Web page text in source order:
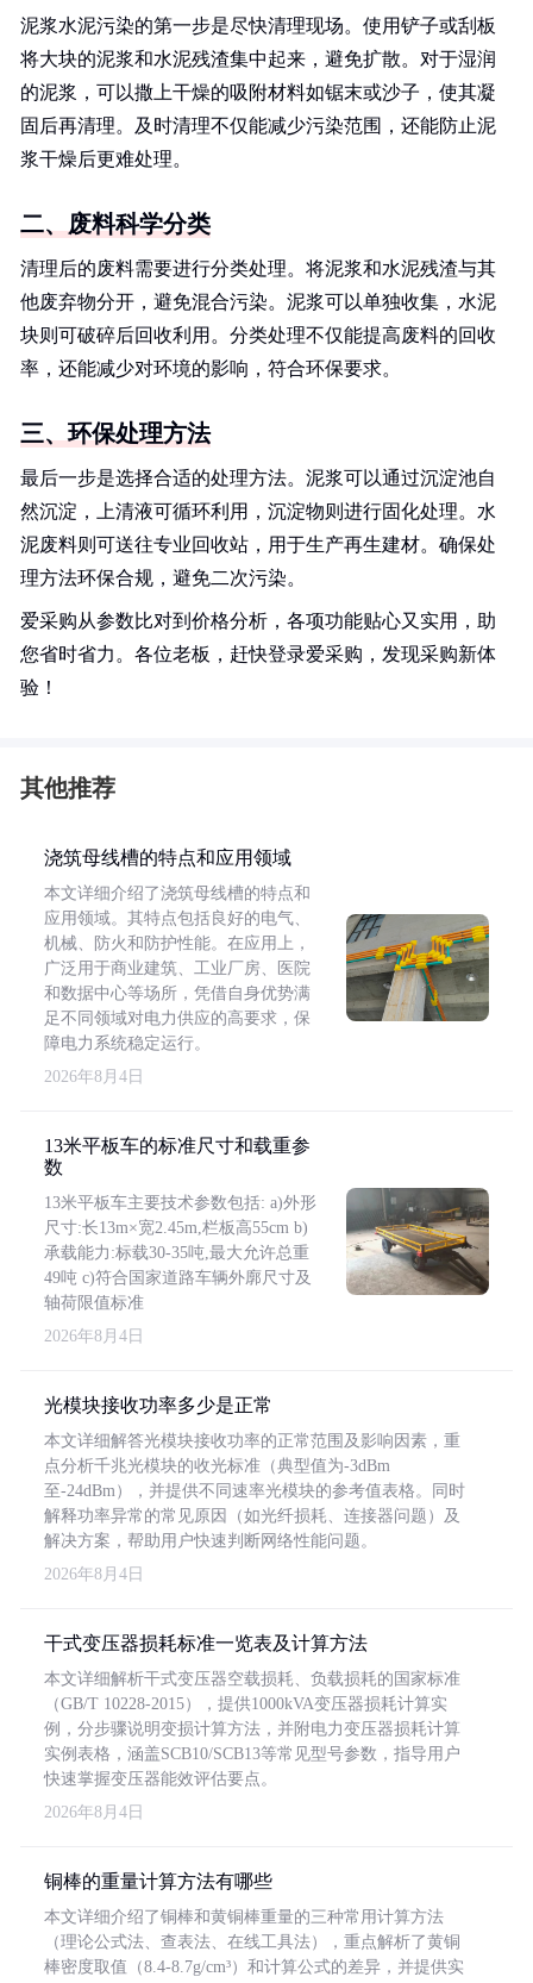
泥浆水泥污染的第一步是尽快清理现场。使用铲子或刮板
将大块的泥浆和水泥残渣集中起来，避免扩散。对于湿润
的泥浆，可以撒上干燥的吸附材料如锯末或沙子，使其凝
固后再清理。及时清理不仅能减少污染范围，还能防止泥
浆干燥后更难处理。
二、废料科学分类
清理后的废料需要进行分类处理。将泥浆和水泥残渣与其
他废弃物分开，避免混合污染。泥浆可以单独收集，水泥
块则可破碎后回收利用。分类处理不仅能提高废料的回收
率，还能减少对环境的影响，符合环保要求。
三、环保处理方法
最后一步是选择合适的处理方法。泥浆可以通过沉淀池自
然沉淀，上清液可循环利用，沉淀物则进行固化处理。水
泥废料则可送往专业回收站，用于生产再生建材。确保处
理方法环保合规，避免二次污染。
爱采购从参数比对到价格分析，各项功能贴心又实用，助
您省时省力。各位老板，赶快登录爱采购，发现采购新体
验！
其他推荐
浇筑母线槽的特点和应用领域
本文详细介绍了浇筑母线槽的特点和
应用领域。其特点包括良好的电气、
机械、防火和防护性能。在应用上，
广泛用于商业建筑、工业厂房、医院
和数据中心等场所，凭借自身优势满
足不同领域对电力供应的高要求，保
障电力系统稳定运行。
2026年8月4日
13米平板车的标准尺寸和载重参
数
13米平板车主要技术参数包括: a)外形
尺寸:长13m×宽2.45m,栏板高55cm b)
承载能力:标载30-35吨,最大允许总重
49吨 c)符合国家道路车辆外廓尺寸及
轴荷限值标准
2026年8月4日
光模块接收功率多少是正常
本文详细解答光模块接收功率的正常范围及影响因素，重
点分析千兆光模块的收光标准（典型值为-3dBm
至-24dBm），并提供不同速率光模块的参考值表格。同时
解释功率异常的常见原因（如光纤损耗、连接器问题）及
解决方案，帮助用户快速判断网络性能问题。
2026年8月4日
干式变压器损耗标准一览表及计算方法
本文详细解析干式变压器空载损耗、负载损耗的国家标准
（GB/T 10228-2015），提供1000kVA变压器损耗计算实
例，分步骤说明变损计算方法，并附电力变压器损耗计算
实例表格，涵盖SCB10/SCB13等常见型号参数，指导用户
快速掌握变压器能效评估要点。
2026年8月4日
铜棒的重量计算方法有哪些
本文详细介绍了铜棒和黄铜棒重量的三种常用计算方法
（理论公式法、查表法、在线工具法），重点解析了黄铜
棒密度取值（8.4-8.7g/cm³）和计算公式的差异，并提供实